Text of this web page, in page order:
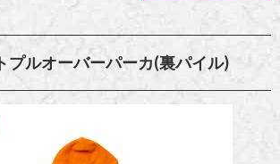
プルオーバーパーカ(裏パイル)